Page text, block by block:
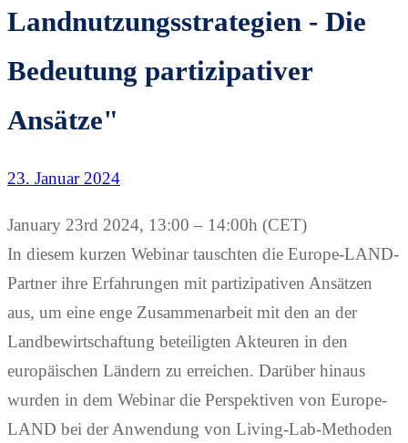
Landnutzungsstrategien - Die
Bedeutung partizipativer
Ansätze"
23. Januar 2024
January 23rd 2024, 13:00 – 14:00h (CET)
In diesem kurzen Webinar tauschten die Europe-LAND-
Partner ihre Erfahrungen mit partizipativen Ansätzen
aus, um eine enge Zusammenarbeit mit den an der
Landbewirtschaftung beteiligten Akteuren in den
europäischen Ländern zu erreichen. Darüber hinaus
wurden in dem Webinar die Perspektiven von Europe-
LAND bei der Anwendung von Living-Lab-Methoden